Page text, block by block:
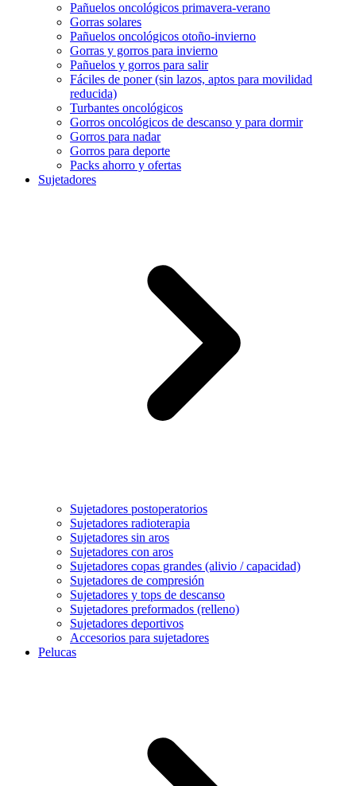
Pañuelos oncológicos primavera-verano
Gorras solares
Pañuelos oncológicos otoño-invierno
Gorras y gorros para invierno
Pañuelos y gorros para salir
Fáciles de poner (sin lazos, aptos para movilidad
reducida)
Turbantes oncológicos
Gorros oncológicos de descanso y para dormir
Gorros para nadar
Gorros para deporte
Packs ahorro y ofertas
Sujetadores
Sujetadores postoperatorios
Sujetadores radioterapia
Sujetadores sin aros
Sujetadores con aros
Sujetadores copas grandes (alivio / capacidad)
Sujetadores de compresión
Sujetadores y tops de descanso
Sujetadores preformados (relleno)
Sujetadores deportivos
Accesorios para sujetadores
Pelucas